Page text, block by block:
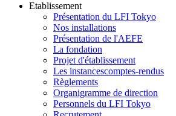
Etablissement
Présentation du LFI Tokyo
Nos installations
Présentation de l'AEFE
La fondation
Projet d'établissement
Les instancescomptes-rendus
Règlements
Organigramme de direction
Personnels du LFI Tokyo